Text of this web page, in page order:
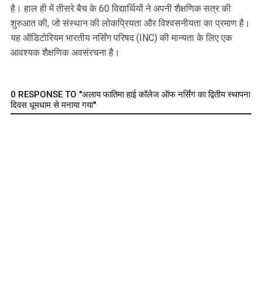
है। हाल ही में तीसरे बैच के 60 विद्यार्थियों ने अपनी शैक्षणिक सत्र की
शुरुआत की, जो संस्थान की लोकप्रियता और विश्वसनीयता का प्रमाण है।
यह ऑडिटोरियम भारतीय नर्सिंग परिषद (INC) की मान्यता के लिए एक
आवश्यक शैक्षणिक अवसंरचना है।
0 RESPONSE TO "अलाय फातिमा हाई कॉलेज ऑफ नर्सिंग का द्वितीय स्थापना
दिवस धूमधाम से मनाया गया"